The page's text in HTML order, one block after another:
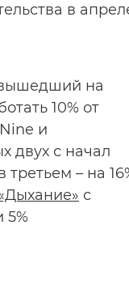
в
вышедший на
10% от
и
двух с начал
третьем – на
с
5%